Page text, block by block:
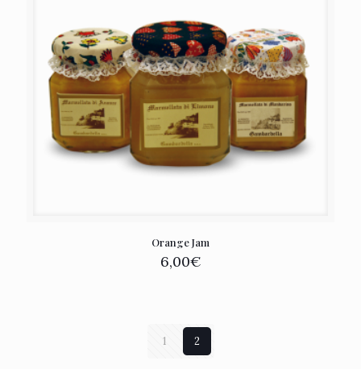
Orange Jam
6,00€
1 2